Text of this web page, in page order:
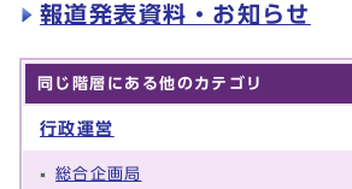
報道発表資料・お知らせ
同じ階層にある他のカテゴリ
行政運営
総合企画局